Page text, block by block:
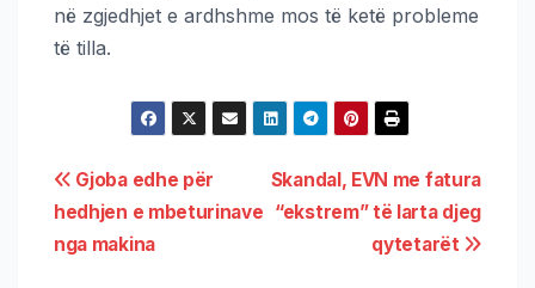
në zgjedhjet e ardhshme mos të ketë probleme
të tilla.
Skandal, EVN me fatura
“ekstrem” të larta djeg
qytetarët
Gjoba edhe për
hedhjen e mbeturinave
nga makina